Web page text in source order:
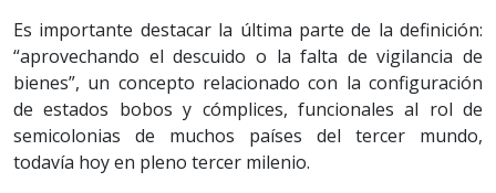
Es importante destacar la última parte de la definición:
“aprovechando el descuido o la falta de vigilancia de
bienes”, un concepto relacionado con la configuración
de estados bobos y cómplices, funcionales al rol de
semicolonias de muchos países del tercer mundo,
todavía hoy en pleno tercer milenio.